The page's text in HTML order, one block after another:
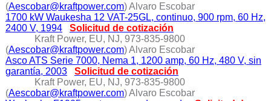
(Aescobar@kraftpower.com) Alvaro Escobar
1700 kW Waukesha 12 VAT-25GL, continuo, 900 rpm, 60 Hz,
2400 V, 1994
Solicitud de cotización
Kraft Power, EU, NJ, 973-835-9800
(Aescobar@kraftpower.com) Alvaro Escobar
Asco ATS Serie 7000, Nema 1, 1200 amp, 60 Hz, 480 V, sin
garantía, 2003
Solicitud de cotización
Kraft Power, EU, NJ, 973-835-9800
(Aescobar@kraftpower.com) Alvaro Escobar